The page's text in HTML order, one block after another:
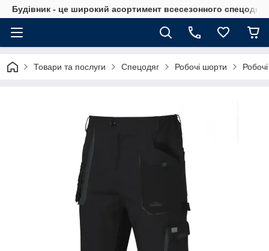
Будівник - це широкий асортимент всесезонного спецодягу
Товари та послуги Спецодяг Робочі шорти